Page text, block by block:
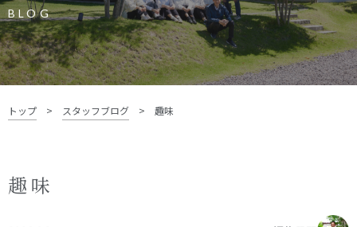
施工事例
イベント
お客様の声
モデルハウス
リフォーム・リノベーション
土地をお探しの方
スタッフブログ
BLOG
トップ > スタッフブログ > 趣味
趣味